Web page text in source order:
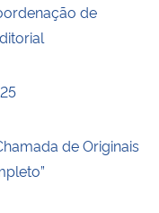
de
de Originais